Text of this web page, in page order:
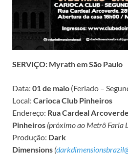
SERVIÇO: Myrath em São Paulo
Data: 01 de maio (Feriado –
Local: Carioca Club Pinheiros
Endereço: Rua Cardeal
Pinheiros (próximo ao Metrô Faria
Produção: Dark
Dimensions (